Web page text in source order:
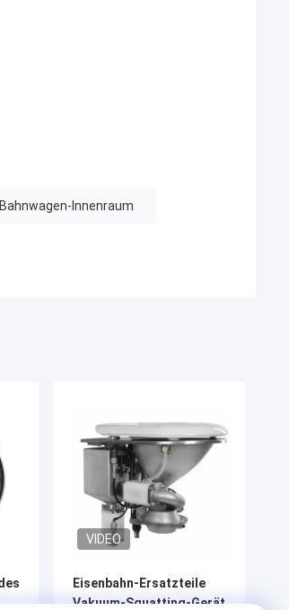
Innenraum
VIDEO
Eisenbahn-Ersatzteile
Vakuum-Squatting-Gerät